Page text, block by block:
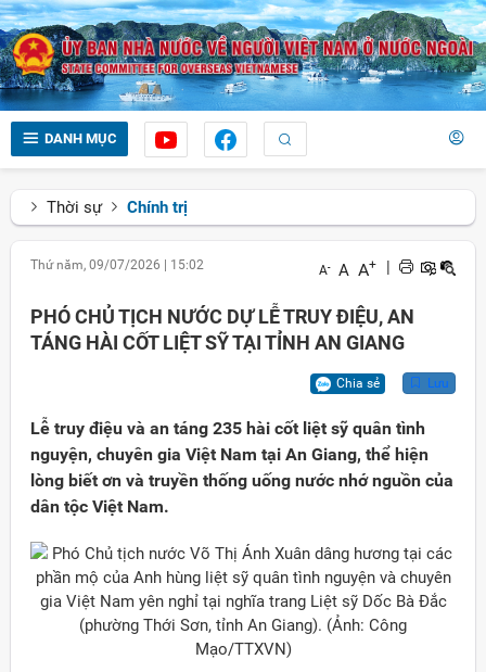
DANH MỤC
Thời sự Chính trị
Thứ năm, 09/07/2026 15:02 A- A A+ |
PHÓ CHỦ TỊCH NƯỚC DỰ LỄ TRUY ĐIỆU, AN
TÁNG HÀI CỐT LIỆT SỸ TẠI TỈNH AN GIANG
Chia sẻ Lưu
Lễ truy điệu và an táng 235 hài cốt liệt sỹ quân tình
nguyện, chuyên gia Việt Nam tại An Giang, thể hiện
lòng biết ơn và truyền thống uống nước nhớ nguồn của
dân tộc Việt Nam.